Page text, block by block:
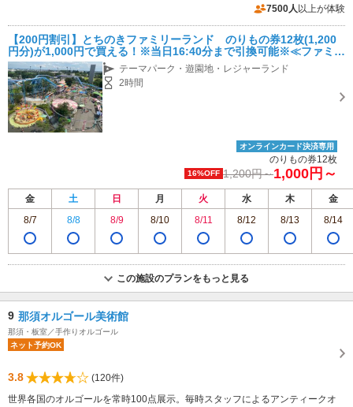
業時間：3月1日～10月31日 9:30～17:00/11月1日～2月28日 10:00～16:30
近隣駐車場あり（有料）1500台 栃木県総合運動公園の駐車場をご利用ください 2時間まで無料・2～6時間200円・6時間以上300円
7500人 以上が体験
【200円割引】とちのきファミリーランド のりもの券12枚(1,200
円分)が1,000円で買える！※当日16:40分まで引換可能※≪ファミリ
ーにおすすめ！≫
テーマパーク・遊園地・レジャーランド
2時間
オンラインカード決済専用
のりもの券12枚
16%OFF 1,200円～1,000円～
金 土 日 月 火 水 木
金
8/7
8/8 8/9 8/10 8/11 8/12 8/13 8/14
この施設のプランをもっと見る
9 那須オルゴール美術館
那須・板室／手作りオルゴール
ネット予約OK
3.8
(120件)
世界各国のオルゴールを常時100点展示。毎時スタッフによるアンティークオ